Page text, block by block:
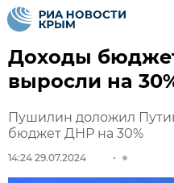
Доходы
выросли на
Пушилин доложил
бюджет ДНР на 30%
14:24 29.07.2024